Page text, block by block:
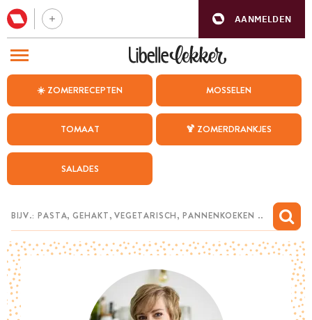
AANMELDEN
☀️ ZOMERRECEPTEN MOSSELEN
TOMAAT 🍹 ZOMERDRANKJES
SALADES
BEZOEK ONZE ANDERE WEBSITES
WEEKMENU
CHAT MET MAIA
MIJN BEWAARDE RECEPTEN